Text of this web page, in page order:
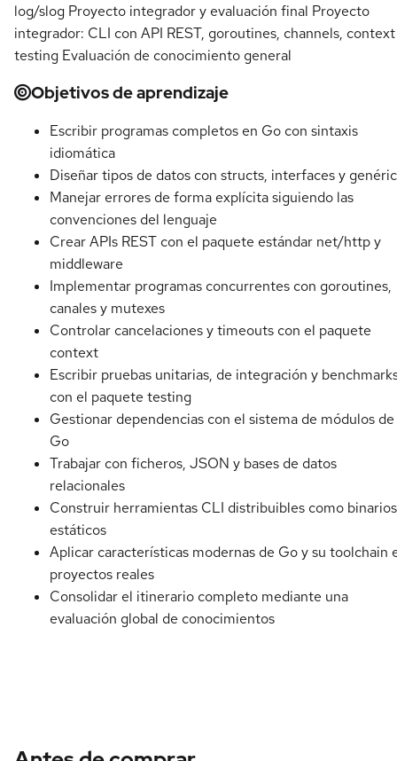
log/slog Proyecto integrador y evaluación final Proyecto
integrador: CLI con API REST, goroutines, channels,
testing Evaluación de conocimiento general
Objetivos de aprendizaje
Escribir programas completos en Go con sintaxis
idiomática
Diseñar tipos de datos con structs, interfaces y
Manejar errores de forma explícita siguiendo las
convenciones del lenguaje
Crear APIs REST con el paquete estándar net/http y
middleware
Implementar programas concurrentes con goroutines,
canales y mutexes
Controlar cancelaciones y timeouts con el paquete
context
Escribir pruebas unitarias, de integración y
con el paquete testing
Gestionar dependencias con el sistema de módulos de
Go
Trabajar con ficheros, JSON y bases de datos
relacionales
Construir herramientas CLI distribuibles como binarios
estáticos
Aplicar características modernas de Go y su toolchain
proyectos reales
Consolidar el itinerario completo mediante una
evaluación global de conocimientos